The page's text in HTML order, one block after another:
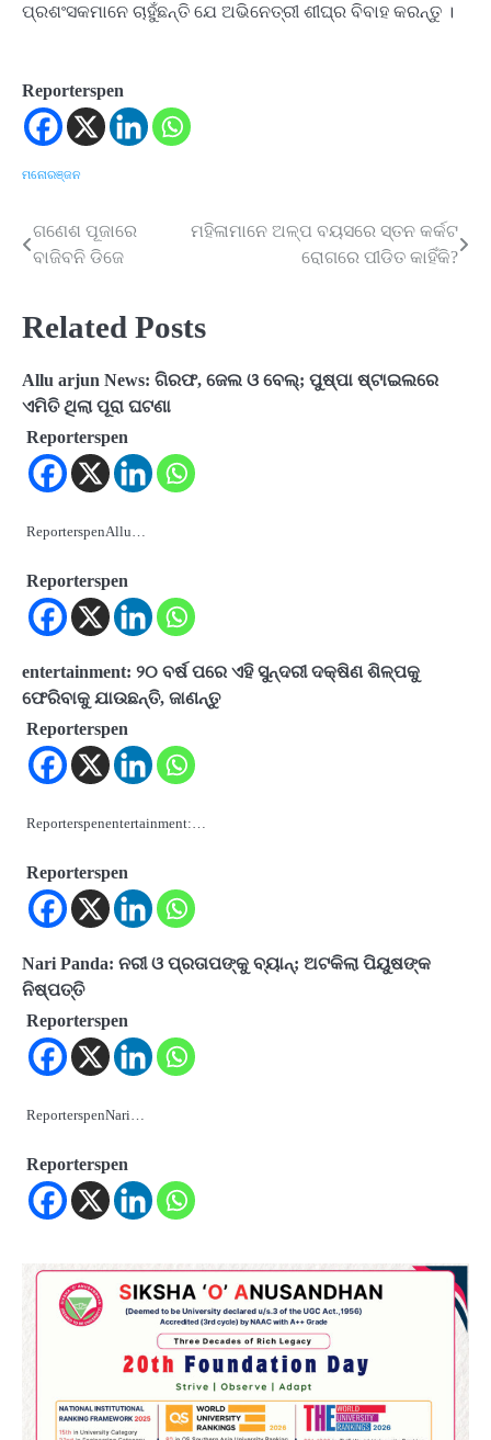
ପ୍ରଶଂସକମାନେ ଚାହୁଁଛନ୍ତି ଯେ ଅଭିନେତ୍ରୀ ଶୀଘ୍ର ବିବାହ କରନ୍ତୁ ।
Reporterspen
ମନୋରଞ୍ଜନ
Post
ଗଣେଶ ପୂଜାରେ
ବାଜିବନି ଡିଜେ
ମହିଳାମାନେ ଅଳ୍ପ ବୟସରେ ସ୍ତନ କର୍କଟ
ରୋଗରେ ପୀଡିତ କାହିଁକି?
Related Posts
Allu arjun News: ଗିରଫ, ଜେଲ ଓ ବେଲ୍; ପୁଷ୍ପା ଷ୍ଟାଇଲରେ
ଏମିତି ଥିଲା ପୂରା ଘଟଣା
Reporterspen
ReporterspenAllu…
Reporterspen
entertainment: ୨୦ ବର୍ଷ ପରେ ଏହି ସୁନ୍ଦରୀ ଦକ୍ଷିଣ ଶିଳ୍ପକୁ
ଫେରିବାକୁ ଯାଉଛନ୍ତି, ଜାଣନ୍ତୁ
Reporterspen
Reporterspenentertainment:…
Reporterspen
Nari Panda: ନରୀ ଓ ପ୍ରତାପଙ୍କୁ ବ୍ୟାନ୍‌; ଅଟକିଲା ପିୟୁଷଙ୍କ
ନିଷ୍ପତ୍ତି
Reporterspen
ReporterspenNari…
Reporterspen